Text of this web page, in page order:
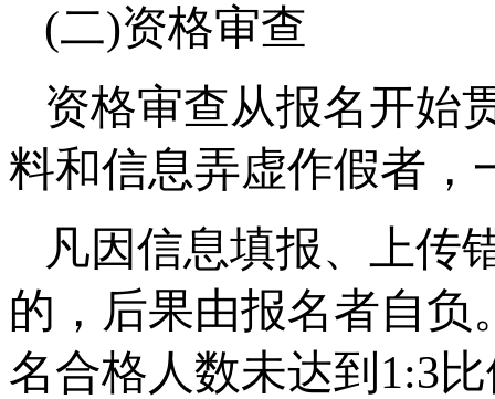
(二)资格审查
资格审查从报名开始
料和信息弄虚作假者，
凡因信息填报、上传
的，后果由报名者自负
名合格人数未达到1:3